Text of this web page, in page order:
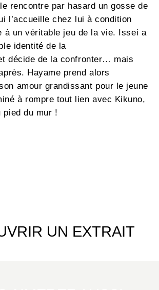
rencontre par hasard un gosse de
l’accueille chez lui à condition
à un véritable jeu de la vie. Issei a
identité de la
décide de la confronter… mais
Hayame prend alors
amour grandissant pour le jeune
à rompre tout lien avec Kikuno,
pied du mur !
UN EXTRAIT